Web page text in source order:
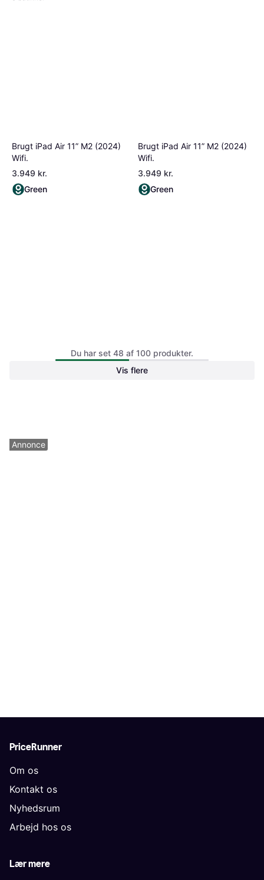
Brugt iPad Air 11” M2 (2024)
Wifi.
3.949 kr.
Green
Brugt iPad Air 11” M2 (2024)
Wifi.
3.949 kr.
Green
Brugt iPad Air 11” M2 (2024)
Brugt iPad Air 11” M2 (2024)
Wifi.
3.649 kr.
Du har set 48 af 100 produkter.
Vis flere
Annonce
PriceRunner
Om os
Kontakt os
Nyhedsrum
Arbejd hos os
Lær mere